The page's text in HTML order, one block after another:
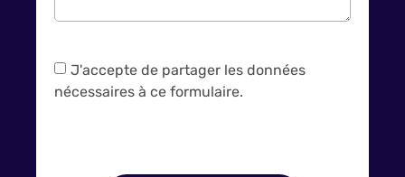
J'accepte de partager les données
nécessaires à ce formulaire.